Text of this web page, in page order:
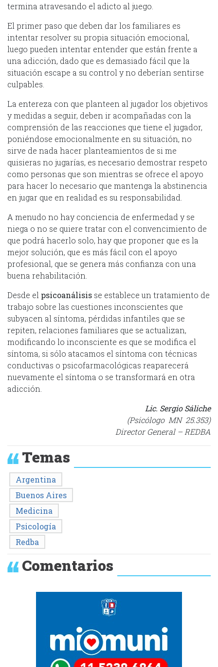
termina atravesando el adicto al juego.
El primer paso que deben dar los familiares es
intentar resolver su propia situación emocional,
luego pueden intentar entender que están frente a
una adicción, dado que es demasiado fácil que la
situación escape a su control y no deberían sentirse
culpables.
La entereza con que planteen al jugador los objetivos
y medidas a seguir, deben ir acompañadas con la
comprensión de las reacciones que tiene el jugador,
poniéndose emocionalmente en su situación, no
sirve de nada hacer planteamientos de si me
quisieras no jugarías, es necesario demostrar respeto
como personas que son mientras se ofrece el apoyo
para hacer lo necesario que mantenga la abstinencia
en jugar que en realidad es su responsabilidad.
A menudo no hay conciencia de enfermedad y se
niega o no se quiere tratar con el convencimiento de
que podrá hacerlo solo, hay que proponer que es la
mejor solución, que es más fácil con el apoyo
profesional, que se genera más confianza con una
buena rehabilitación.
Desde el psicoanálisis se establece un tratamiento de
trabajo sobre las cuestiones inconscientes que
subyacen al síntoma, pérdidas infantiles que se
repiten, relaciones familiares que se actualizan,
modificando lo inconsciente es que se modifica el
síntoma, si sólo atacamos el síntoma con técnicas
conductivas o psicofarmacológicas reaparecerá
nuevamente el síntoma o se transformará en otra
adicción.
Lic. Sergio Sáliche
(Psicólogo MN 25.353)
Director General – REDBA
Temas
Argentina
Buenos Aires
Medicina
Psicología
Redba
Comentarios